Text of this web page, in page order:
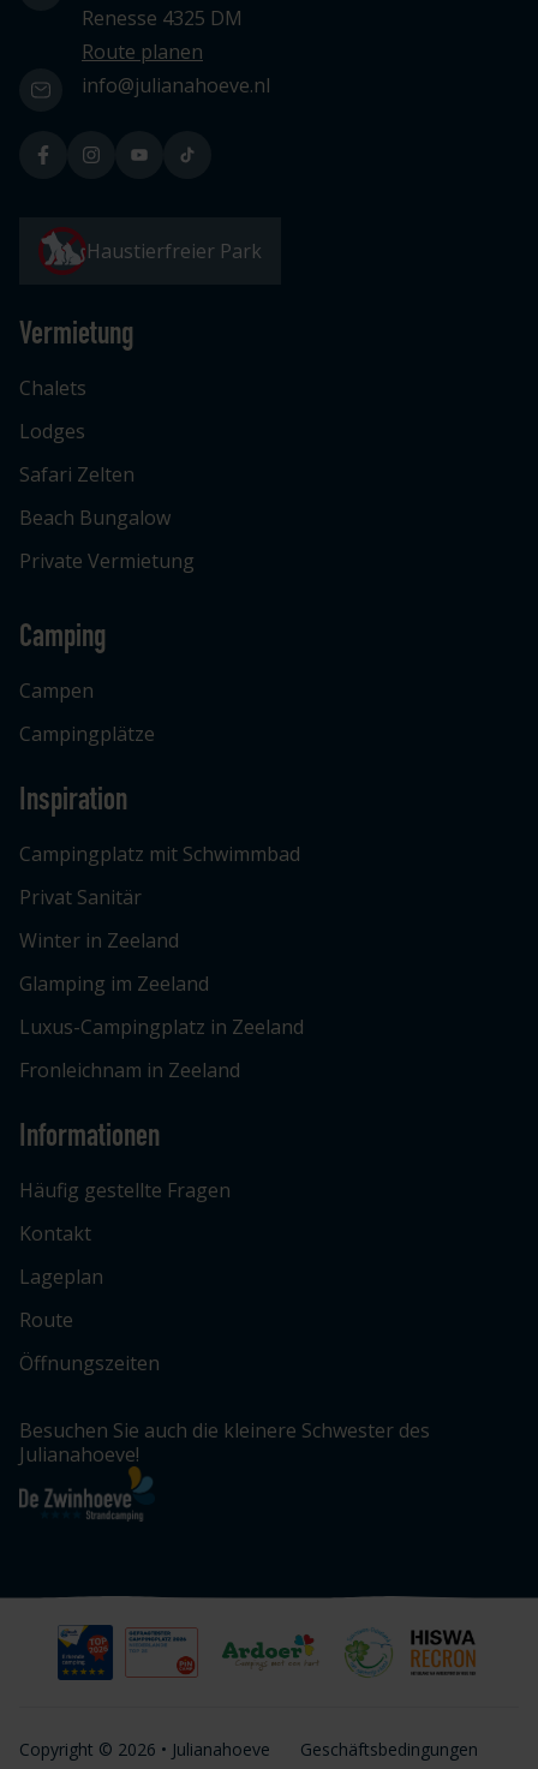
Renesse 4325 DM
Route planen
info@julianahoeve.nl
Haustierfreier Park
Vermietung
Chalets
Lodges
Safari Zelten
Beach Bungalow
Private Vermietung
Camping
Campen
Campingplätze
Inspiration
Campingplatz mit Schwimmbad
Privat Sanitär
Winter in Zeeland
Glamping im Zeeland
Luxus-Campingplatz in Zeeland
Fronleichnam in Zeeland
Informationen
Häufig gestellte Fragen
Kontakt
Lageplan
Route
Öffnungszeiten
Besuchen Sie auch die kleinere Schwester des
Julianahoeve!
Copyright © 2026 • Julianahoeve
Geschäftsbedingungen